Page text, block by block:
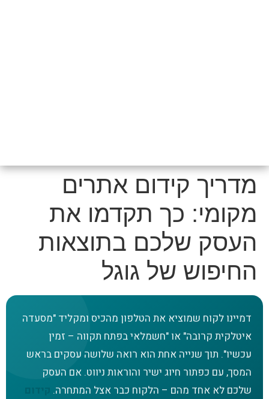
מדריך קידום אתרים
מקומי: כך תקדמו את
העסק שלכם בתוצאות
החיפוש של גוגל
דמיינו לקוח שמוציא את הטלפון מהכיס ומקליד "מסעדה
איטלקית קרובה" או "חשמלאי בפתח תקווה – זמין
עכשיו". תוך שנייה אחת הוא רואה שלושה עסקים בראש
המסך, עם כפתור חיוג ישיר והוראות ניווט. אם העסק
שלכם לא אחד מהם – הלקוח כבר אצל המתחרה.